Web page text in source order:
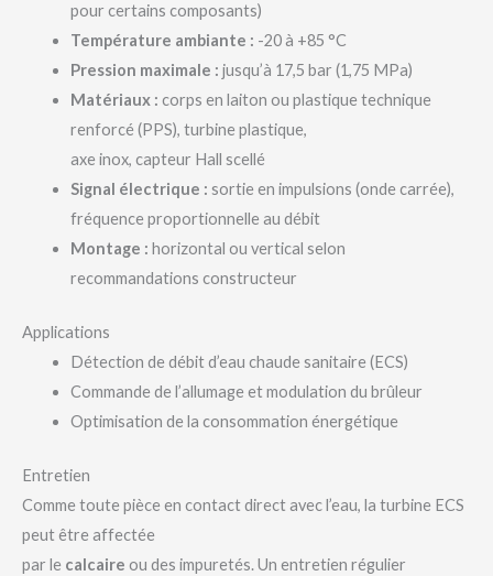
pour certains composants)
Température ambiante : -20 à +85 °C
Pression maximale : jusqu’à 17,5 bar (1,75 MPa)
Matériaux : corps en laiton ou plastique technique
renforcé (PPS), turbine plastique,
axe inox, capteur Hall scellé
Signal électrique : sortie en impulsions (onde carrée),
fréquence proportionnelle au débit
Montage : horizontal ou vertical selon
recommandations constructeur
Applications
Détection de débit d’eau chaude sanitaire (ECS)
Commande de l’allumage et modulation du brûleur
Optimisation de la consommation énergétique
Entretien
Comme toute pièce en contact direct avec l’eau, la turbine ECS
peut être affectée
par le calcaire ou des impuretés. Un entretien régulier